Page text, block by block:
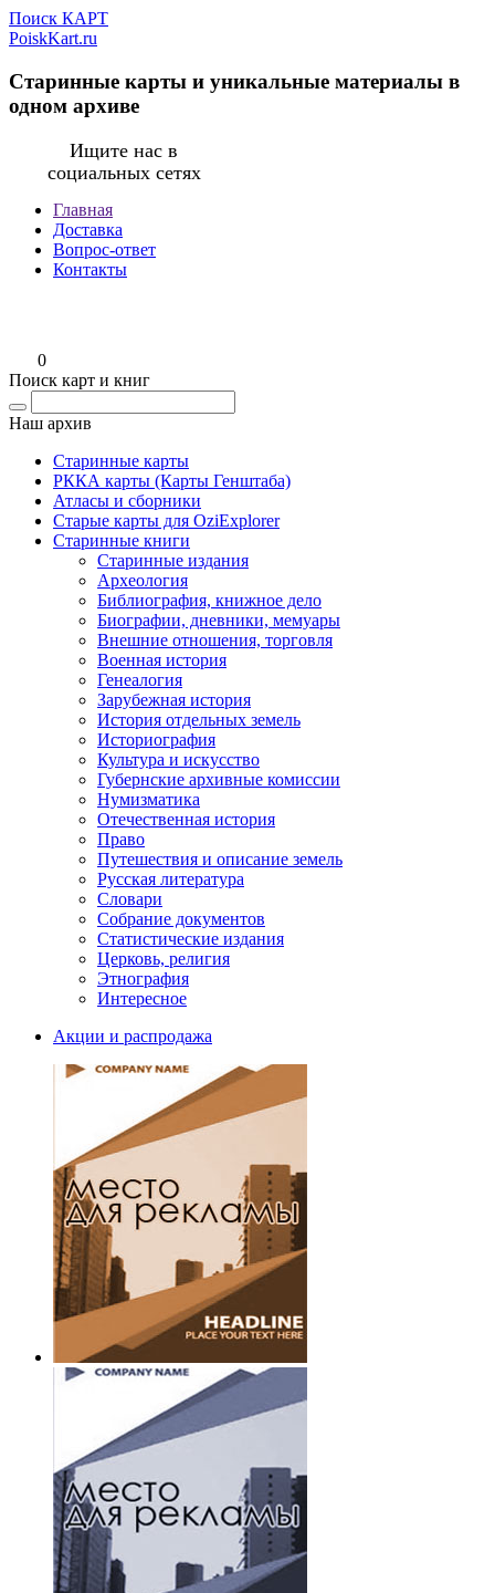
Поиск КАРТ
PoiskKart.ru
Старинные карты и уникальные материалы в
одном архиве
Ищите нас в
социальных сетях
Главная
Доставка
Вопрос-ответ
Контакты
0
Поиск карт и книг
Наш архив
Старинные карты
РККА карты (Карты Генштаба)
Атласы и сборники
Старые карты для OziExplorer
Старинные книги
Старинные издания
Археология
Библиография, книжное дело
Биографии, дневники, мемуары
Внешние отношения, торговля
Военная история
Генеалогия
Зарубежная история
История отдельных земель
Историография
Культура и искусство
Губернские архивные комиссии
Нумизматика
Отечественная история
Право
Путешествия и описание земель
Русская литература
Словари
Собрание документов
Статистические издания
Церковь, религия
Этнография
Интересное
Акции и распродажа